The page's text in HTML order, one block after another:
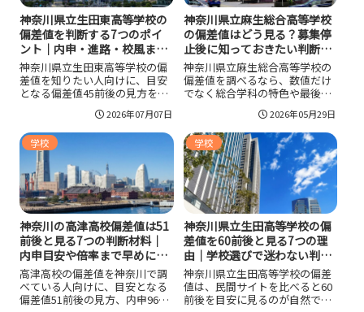
神奈川県立生田東高等学校の
偏差値を判断する7つのポイ
ント｜内申・進路・校風まで
見て選ぶ！
神奈川県立生田東高等学校の偏
差値を知りたい人向けに、目安
となる偏差値45前後の見方を軸
に、神奈川県の入試比率、内申
との関係、落ち着いた校風、通
学のしやすさ、進路先割合まで
整理しました。数字だけで判断
せず、自分の学力や高校生活と
の相性まで含めて受験校を見極
めたい人に役立つ内容です。
2026年07月07日
神奈川県立麻生総合高等学校
の偏差値はどう見る？募集停
止後に知っておきたい判断材
料を整理！
神奈川県立麻生総合高等学校の
偏差値を調べるなら、数値だけ
でなく総合学科の特色や最後の
募集年度の事情まで含めて見る
ことが大切です。麻生総合高校
は進路を探しながら学びやすい
学校でしたが、令和8年度入学生
からは新校への再編が前提で
す。偏差値、倍率、学び方、再
編後の受験情報をまとめて確認
すると判断しやすくなります。
2026年05月29日
学校
神奈川の高津高校偏差値は51
前後と見る7つの判断材料｜
内申目安や倍率まで早めに整
理！
高津高校の偏差値を神奈川で調
べている人向けに、目安となる
偏差値51前後の見方、内申96前
学校
神奈川県立生田高等学校の偏
差値を60前後と見る7つの理
由｜学校選びで迷わない判断
軸が見えてくる！
神奈川県立生田高等学校の偏差
値は、民間サイトを比べると60
前後を目安に見るのが自然で